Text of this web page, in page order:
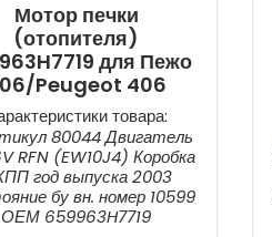
Мотор печки
(отопителя)
для Пежо
Peugeot 406
товара:
80044 Двигатель
RFN (EW10J4) Коробка
год выпуска 2003
бу вн. номер 10599
ОЕМ 659963H7719